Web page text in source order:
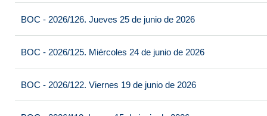
BOC - 2026/126. Jueves 25 de junio de 2026
BOC - 2026/125. Miércoles 24 de junio de 2026
BOC - 2026/122. Viernes 19 de junio de 2026